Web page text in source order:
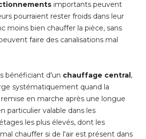
importants peuvent
pourraient rester froids dans leur
moins bien chauffer la pièce, sans
faire des canalisations mal
bénéficiant d'un chauffage central,
systématiquement quand la
en marche après une longue
particulier valable dans les
les plus élevés, dont les
chauffer si de l'air est présent dans